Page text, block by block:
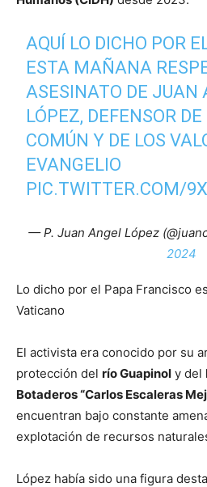
AQUÍ LO DICHO POR
ESTA MAÑANA
ASESINATO DE JUAN
LÓPEZ, DEFENSOR
COMÚN Y DE LOS
EVANGELIO
PIC.TWITTER.COM/
— P. Juan Angel López
2024
Lo dicho por el Papa Francisco
Vaticano
El activista era conocido por su
protección del río Guapinol y del
Botaderos “Carlos Escaleras
encuentran bajo constante
explotación de recursos
López había sido una figura